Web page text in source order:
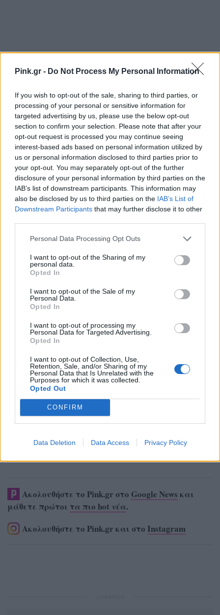
Pink.gr - Do Not Process My Personal Information
If you wish to opt-out of the sale, sharing to third parties, or
processing of your personal or sensitive information for
targeted advertising by us, please use the below opt-out
section to confirm your selection. Please note that after your
opt-out request is processed you may continue seeing
interest-based ads based on personal information utilized by
us or personal information disclosed to third parties prior to
your opt-out. You may separately opt-out of the further
disclosure of your personal information by third parties on the
IAB’s list of downstream participants. This information may
also be disclosed by us to third parties on the IAB’s List of
Downstream Participants that may further disclose it to other
Personal Data Processing Opt Outs
I want to opt-out of the Sharing of my
personal data.
Opted In
I want to opt-out of the Sale of my
Personal Data.
Opted In
I want to opt-out of processing my
Personal Data for Targeted Advertising.
Opted In
I want to opt-out of Collection, Use,
Retention, Sale, and/or Sharing of my
Personal Data that Is Unrelated with the
Purposes for which it was collected.
Opted Out
CONFIRM
Data Deletion Data Access Privacy Policy
ΔΙΑΦΗΜΙΣΗ
Ακολουθήστε το Pink.gr στο Google News και
μάθετε πρώτοι τα πιο hot νέα.
Ακολουθήστε το Pink.gr και στο Instagram